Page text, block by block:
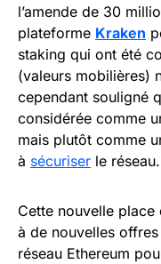
l’amende de 30
plateforme Kraken
staking qui ont été
(valeurs mobilières)
cependant souligné
considérée comme
mais plutôt comme
à sécuriser le réseau.
Cette nouvelle
à de nouvelles
réseau Ethereum